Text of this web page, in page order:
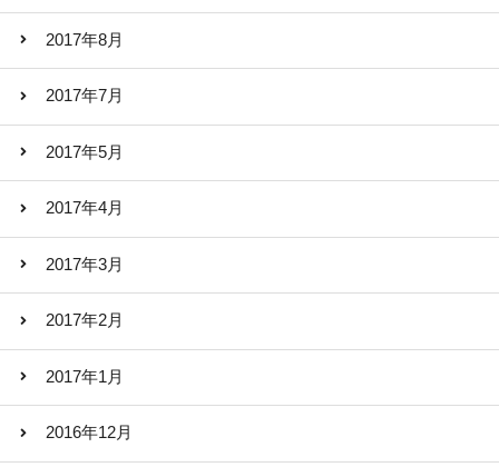
2017年8月
2017年7月
2017年5月
2017年4月
2017年3月
2017年2月
2017年1月
2016年12月